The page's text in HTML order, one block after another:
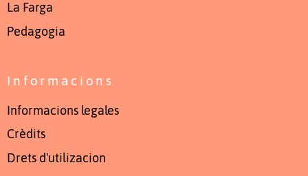
La Farga
Pedagogia
Informacions
Informacions legales
Crèdits
Drets d'utilizacion